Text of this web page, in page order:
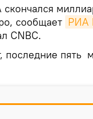
сообщает РИА
CNBC.
последние пять